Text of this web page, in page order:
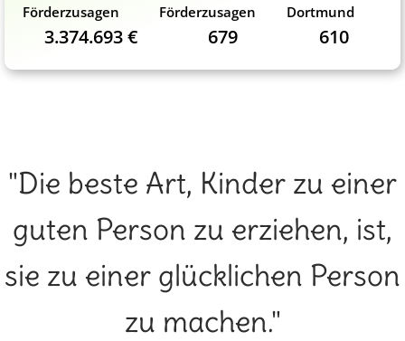
Förderzusagen
3.374.693 €
Förderzusagen
679
Dortmund
610
"Die beste Art, Kinder zu einer
guten Person zu erziehen, ist,
sie zu einer glücklichen Person
zu machen."